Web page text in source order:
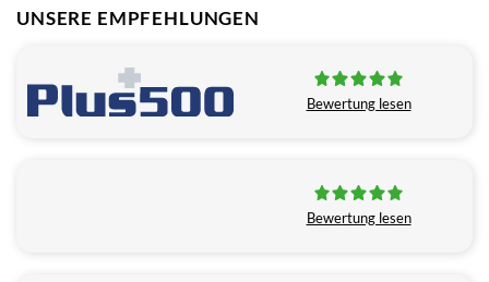
UNSERE EMPFEHLUNGEN
Bewertung lesen
Bewertung lesen